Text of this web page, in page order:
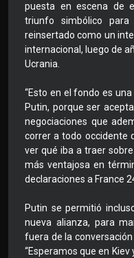
puesta en escena de
triunfo simbólico
reinsertado como un
internacional, luego de
Ucrania.
“Esto en el fondo es
Putin, porque ser
negociaciones que
correr a todo occidente
ver qué iba a traer
más ventajosa en
declaraciones a France
Putin se permitió
nueva alianza, para
fuera de la
“Esperamos que en